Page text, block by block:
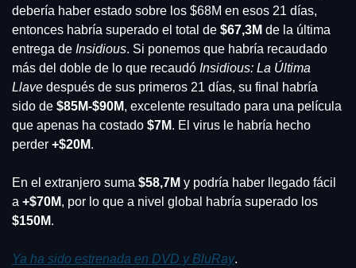
debería haber estado sobre los $68M en esos 21 días,
entonces habría superado el total de $67,3M de la última
entrega de Insidious. Si ponemos que habría recaudado
más del doble de lo que recaudó Insidious: La Última
Llave después de sus primeros 21 días, su final habría
sido de $85M-$90M, excelente resultado para una película
que apenas ha costado $7M. El virus le habría hecho
perder +$20M.
En el extranjero suma $58,7M y podría haber llegado fácil
a +$70M
$150M.
Ya ha sido estrenada en DVD y BluRay.